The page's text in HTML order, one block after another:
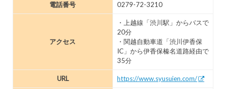
電話番号 0279-72-3210
アクセス
・上越線「渋川駅」からバスで
20分
・関越自動車道「渋川伊香保
IC」から伊香保榛名道路経由で
35分
URL https://www.syusuien.com/